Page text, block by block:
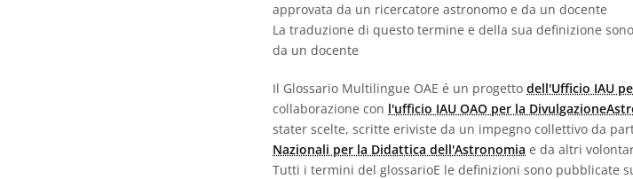
approvata da un ricercatore astronomo e da un docente
La traduzione di questo termine e della sua definizione
da un docente
Il Glossario Multilingue OAE é un progetto dell'Ufficio IAU
collaborazione con l'ufficio IAU OAO per la
stater scelte, scritte eriviste da un impegno collettivo da
Nazionali per la Didattica dell'Astronomia e da altri
Tutti i termini del glossarioE le definizioni sono pubblicate